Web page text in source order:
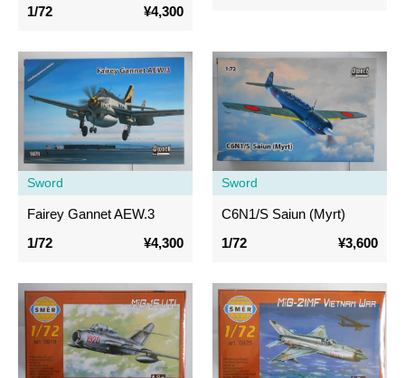
1/72
¥4,300
Sword
Fairey Gannet AEW.3
1/72
¥4,300
Sword
C6N1/S Saiun (Myrt)
1/72
¥3,600